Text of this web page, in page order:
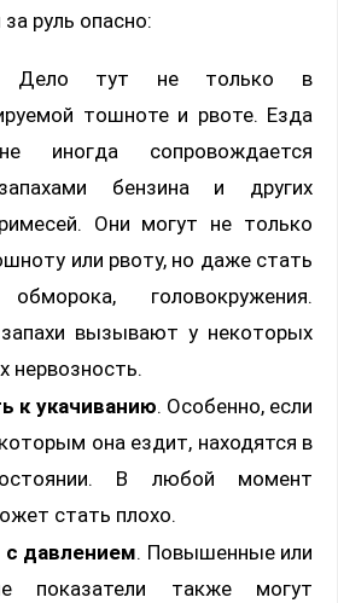
руль опасно:
тут не только в
тошноте и рвоте. Езда
иногда сопровождается
бензина и других
Они могут не только
или рвоту, но даже стать
головокружения.
вызывают у некоторых
нервозность.
к укачиванию. Особенно, если
она ездит, находятся в
В любой момент
стать плохо.
давлением. Повышенные или
показатели также могут